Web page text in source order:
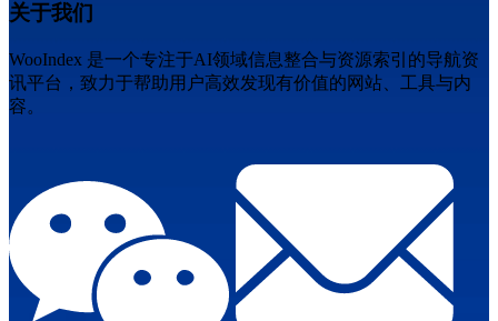
关于我们
WooIndex 是一个专注于AI领域信息整合与资源索引的导航资
讯平台，致力于帮助用户高效发现有价值的网站、工具与内
容。